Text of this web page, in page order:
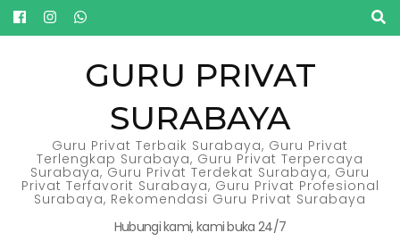
Lompat
ke
GURU PRIVAT
SURABAYA
Guru Privat Terbaik Surabaya, Guru Privat
Terlengkap Surabaya, Guru Privat Terpercaya
Surabaya, Guru Privat Terdekat Surabaya, Guru
Privat Terfavorit Surabaya, Guru Privat Profesional
Surabaya, Rekomendasi Guru Privat Surabaya
Hubungi kami, kami buka 24/7